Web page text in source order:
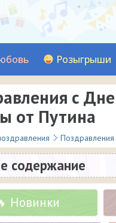
Розыгрыши
с
от Путина
Поздравления
содержание
Новинки